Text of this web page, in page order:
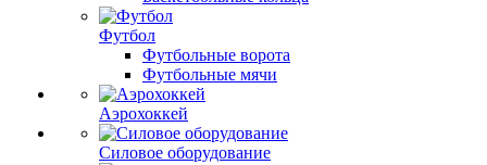
Футбол
Футбольные ворота
Футбольные мячи
Аэрохоккей
Силовое оборудование